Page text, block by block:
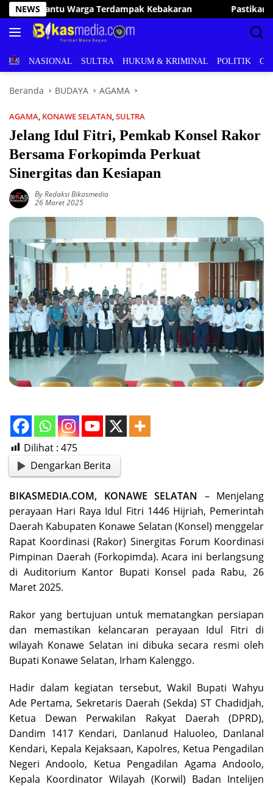
Langsung
ke
konten
NEWS Pastikan Pelayanan Publik Optimal, Irham
BERITANASIONAL SULTRA HUKUM & KRIMINAL POLITIK
Beranda BUDAYA AGAMA
AGAMA, KONAWE SELATAN,SULTRA
Jelang Idul Fitri, Pemkab Konsel Rakor
Bersama Forkopimda Perkuat
Sinergitas dan Kesiapan
By Redaksi Bikasmedia
26 Maret 2025
Dilihat : 475
Dengarkan Berita
BIKASMEDIA.COM, KONAWE SELATAN – Menjelang
perayaan Hari Raya Idul Fitri 1446 Hijriah, Pemerintah
Daerah Kabupaten Konawe Selatan (Konsel) menggelar
Rapat Koordinasi (Rakor) Sinergitas Forum Koordinasi
Pimpinan Daerah (Forkopimda). Acara ini berlangsung
di Auditorium Kantor Bupati Konsel pada Rabu, 26
Maret 2025.
Rakor yang bertujuan untuk mematangkan persiapan
dan memastikan kelancaran perayaan Idul Fitri di
wilayah Konawe Selatan ini dibuka secara resmi oleh
Bupati Konawe Selatan, Irham Kalenggo.
Hadir dalam kegiatan tersebut, Wakil Bupati Wahyu
Ade Pertama, Sekretaris Daerah (Sekda) ST Chadidjah,
Ketua Dewan Perwakilan Rakyat Daerah (DPRD),
Dandim 1417 Kendari, Danlanud Haluoleo, Danlanal
Kendari, Kepala Kejaksaan, Kapolres, Ketua Pengadilan
Negeri Andoolo, Ketua Pengadilan Agama Andoolo,
Kepala Koordinator Wilayah (Korwil) Badan Intelijen